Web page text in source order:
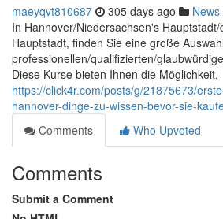
maeyqvt810687 305 days ago News
In Hannover/Niedersachsen's
Hauptstadt, finden Sie eine große
professionellen/qualifizierten/
Diese Kurse bieten Ihnen die Möglichkeit,
https://click4r.com/posts/g/21875673/
hannover-dinge-zu-wissen-bevor-sie-
Comments
Who Upvoted
Comments
Submit a Comment